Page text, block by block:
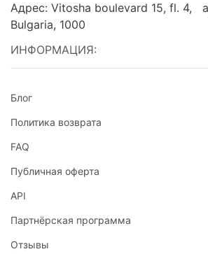
Адрес: Vitosha boulevard 15, fl. 4,
Bulgaria, 1000
ИНФОРМАЦИЯ:
Блог
Политика возврата
FAQ
Публичная оферта
API
Партнёрская программа
Отзывы